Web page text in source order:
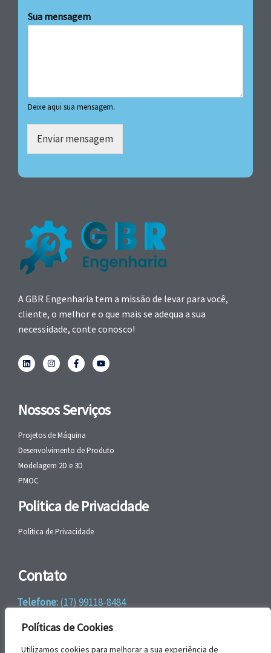
Políticas de Cookies
Utilizamos cookies para melhorar a sua experiência de
Sua mensagem
Deixe aqui sua mensagem.
Enviar mensagem
A GBR Engenharia tem a missão de levar para você,
cliente, o melhor e o que mais se adequa a sua
necessidade, conte conosco!
Nossos Serviços
Projetos de Máquina
Desenvolvimento de Produto
Modelagem 2D e 3D
PMOC
Politica de Privacidade
Politica de Privacidade
Contato
Telefone:(17) 99118-8484
WhatsApp:+55 (17) 99118-8484
email:faleconosco@gbrengenharia.com